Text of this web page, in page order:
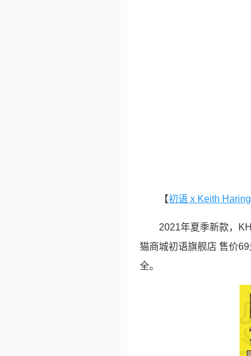
【初语 x Keith
2021年夏季新款，
猫商城初语旗舰店 售价
全。